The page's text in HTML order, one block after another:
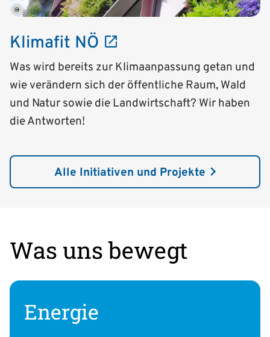
©
Klimafit NÖ
Was wird bereits zur Klimaanpassung getan und
wie verändern sich der öffentliche Raum, Wald
und Natur sowie die Landwirtschaft? Wir haben
die Antworten!
Alle Initiativen und Projekte
Was uns bewegt
Energie